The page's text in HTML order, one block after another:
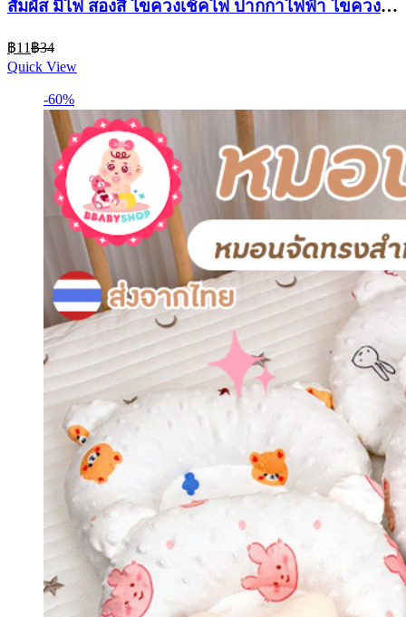
สัมผัส มีไฟ สองสี ไขควงเช็คไฟ ปากกาไฟฟ้า ไขควง
฿11 Current
price
is:
฿11.
฿34
price
was:
฿34.
Quick View
-60%